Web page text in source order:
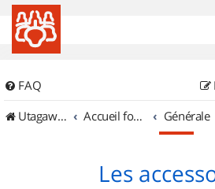
FAQ
UtagawaVTT (Randos VTT et VTTAE avec traces GPS)
Accueil forum Générale
Les